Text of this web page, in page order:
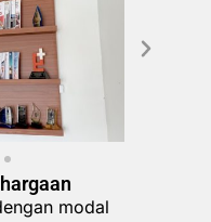
modal